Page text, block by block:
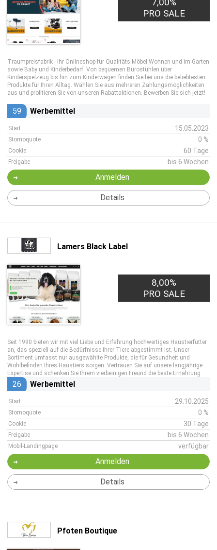
PRO SALE
Traumpreisfabrik - Ihr Onlineshop für Qualitäts-Möbel Wohnen und im Garten
sowie Baby und Kinderbedarf. Von bequemen Bürostühlen über
Kinderspielzeug bis hin zum Kinderwagen finden Sie bei uns die beliebtesten
Produkte für Ihren Alltag. Wählen Sie aus mehreren Zahlungsmöglichkeiten
aus und profitieren Sie von unseren Rabattaktionen. Bewerben Sie sich jetzt!
59 Werbemittel
Start 15.05.2023
Stornoquote 0 %
Cookie 60 Tage
Freigabe bis 6 Wochen
Anmelden
Details
Lamers Black Label
8,00%
PRO SALE
Seit 1990 bieten wir mit viel Liebe und Erfahrung hochwertiges Haustierfutter
an, das speziell auf die Bedürfnisse Ihrer Tiere abgestimmt ist. Unser
Sortiment umfasst nur ausgewählte Produkte, die für Gesundheit und
Wohlbefinden Ihres Haustiers sorgen. Vertrauen Sie auf unsere langjährige
Expertise und schenken Sie Ihrem vierbeinigen Freund die beste Ernährung.
26 Werbemittel
Start 29.10.2025
Stornoquote 0 %
Cookie 30 Tage
Freigabe bis 6 Wochen
Mobil-Landingpage verfügbar
Anmelden
Details
Pfoten Boutique